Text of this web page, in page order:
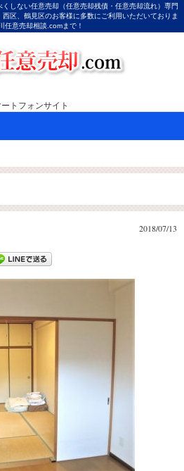
しない任意売却（任意売却残債・任意売却流れ）専門
区、鶴見区のお客様に多数にご利用いただいておりま
任意売却相談.comまで！
トフォンサイト
2018/07/13